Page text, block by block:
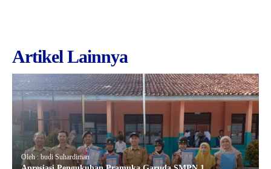
Artikel Lainnya
Oleh : budi Suhardiman